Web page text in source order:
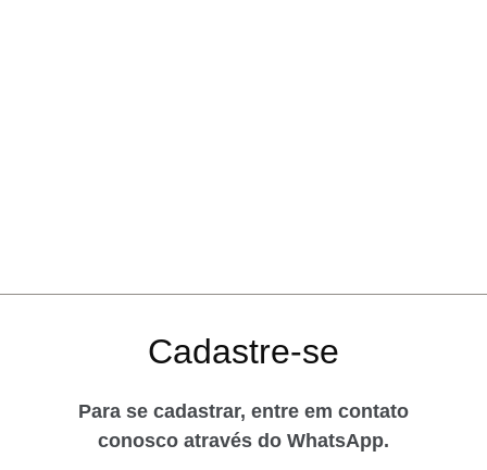
Cadastre-se
Para se cadastrar, entre em contato
conosco através do WhatsApp.